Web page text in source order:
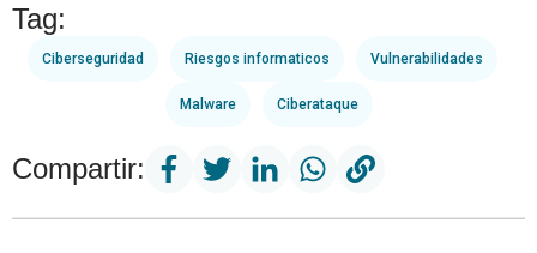
Tag:
Ciberseguridad Riesgos informaticos Vulnerabilidades
Malware Ciberataque
Compartir: